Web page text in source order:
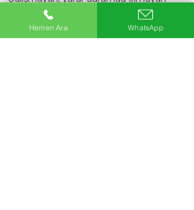
veya motoru arızalı araçlarınızı da
değerlendiriyoruz.
Hemen Ara
Hemen Ara WhatsApp